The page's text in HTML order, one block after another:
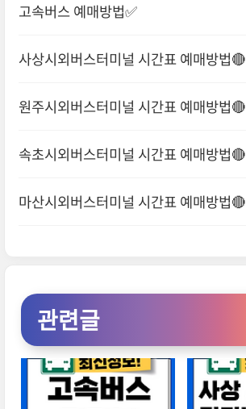
고속버스 예매방법✅
사상시외버스터미널 시간표 예매방법🔴
원주시외버스터미널 시간표 예매방법🔴
속초시외버스터미널 시간표 예매방법🔴
마산시외버스터미널 시간표 예매방법🔴
관련글